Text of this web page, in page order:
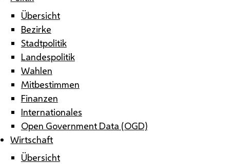
Übersicht
Bezirke
Stadtpolitik
Landespolitik
Wahlen
Mitbestimmen
Finanzen
Internationales
Open Government Data (OGD)
Wirtschaft
Übersicht